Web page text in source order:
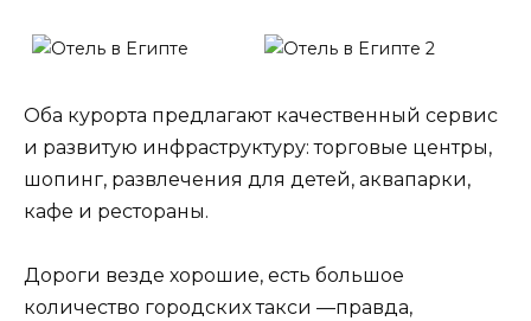
Оба курорта предлагают качественный сервис
и развитую инфраструктуру: торговые центры,
шопинг, развлечения для детей, аквапарки,
кафе и рестораны.
Дороги везде хорошие, есть большое
количество городских такси —правда,